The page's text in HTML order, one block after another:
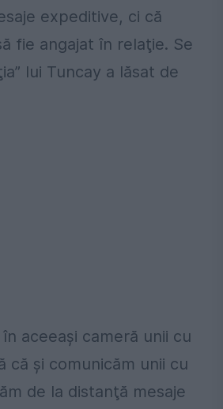
expeditive, ci că
fie angajat în relaţie. Se
lui Tuncay a lăsat de
aceeaşi cameră unii cu
că şi comunicăm unii cu
de la distanţă mesaje